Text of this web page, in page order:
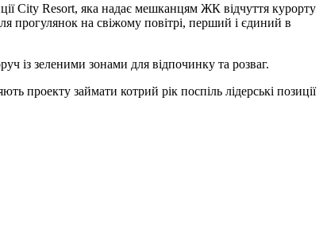
City Resort, яка надає мешканцям ЖК відчуття курорту
прогулянок на свіжому повітрі, перший і єдиний в
із зеленими зонами для відпочинку та розваг.
проекту займати котрий рік поспіль лідерські позиції